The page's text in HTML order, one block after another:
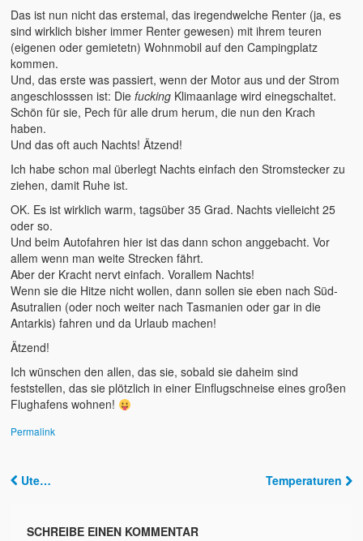
2014 – Frankreich
2012 – Dänemark
2011 – Australien
2008 – Australien
Der tägliche Wahnisnn
Fahrrad
Womo 2.0
sven-w.de
copyright
contact me
Das ist nun nicht das erstemal, das iregendwelche Renter (ja, es
sind wirklich bisher immer Renter gewesen) mit ihrem teuren
(eigenen oder gemietetn) Wohnmobil auf den Campingplatz
kommen.
Und, das erste was passiert, wenn der Motor aus und der Strom
angeschlosssen ist: Diefucking Klimaanlage wird einegschaltet.
Schön für sie, Pech für alle drum herum, die nun den Krach
haben.
Und das oft auch Nachts! Ätzend!
Ich habe schon mal überlegt Nachts einfach den Stromstecker zu
ziehen, damit Ruhe ist.
OK. Es ist wirklich warm, tagsüber 35 Grad. Nachts vielleicht 25
oder so.
Und beim Autofahren hier ist das dann schon anggebacht. Vor
allem wenn man weite Strecken fährt.
Aber der Kracht nervt einfach. Vorallem Nachts!
Wenn sie die Hitze nicht wollen, dann sollen sie eben nach Süd-
Asutralien (oder noch weiter nach Tasmanien oder gar in die
Antarkis) fahren und da Urlaub machen!
Ätzend!
Ich wünschen den allen, das sie, sobald sie daheim sind
feststellen, das sie plötzlich in einer Einflugschneise eines großen
Flughafens wohnen!
Permalink
Ute… Temperaturen
SCHREIBE EINEN KOMMENTAR